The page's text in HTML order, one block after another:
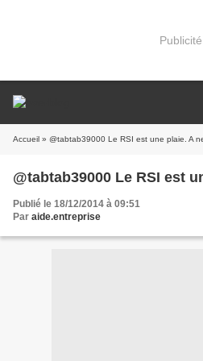
Publicité
Accueil » @tabtab39000 Le RSI est une plaie. A
@tabtab39000 Le RSI est
Publié le 18/12/2014 à 09:51
Par aide.entreprise